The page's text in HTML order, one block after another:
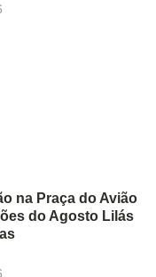
na Praça do Avião
do Agosto Lilás